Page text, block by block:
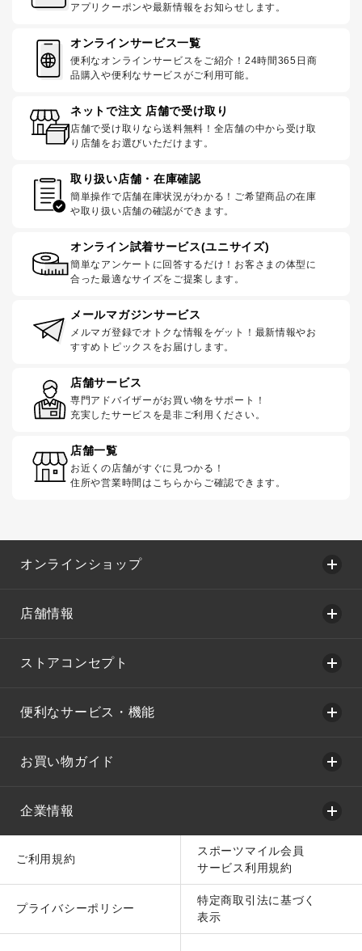
アプリクーポンや最新情報をお知らせします。
オンラインサービス一覧
便利なオンラインサービスをご紹介！24時間365日商
品購入や便利なサービスがご利用可能。
ネットで注文 店舗で受け取り
店舗で受け取りなら送料無料！全店舗の中から受け取
り店舗をお選びいただけます。
取り扱い店舗・在庫確認
簡単操作で店舗在庫状況がわかる！ご希望商品の在庫
や取り扱い店舗の確認ができます。
オンライン試着サービス(ユニサイズ)
簡単なアンケートに回答するだけ！お客さまの体型に
合った最適なサイズをご提案します。
メールマガジンサービス
メルマガ登録でオトクな情報をゲット！最新情報やお
すすめトピックスをお届けします。
店舗サービス
専門アドバイザーがお買い物をサポート！
充実したサービスを是非ご利用ください。
店舗一覧
お近くの店舗がすぐに見つかる！
住所や営業時間はこちらからご確認できます。
オンラインショップ
店舗情報
ストアコンセプト
便利なサービス・機能
お買い物ガイド
企業情報
ご利用規約
スポーツマイル会員
サービス利用規約
プライバシーポリシー
特定商取引法に基づく
表示